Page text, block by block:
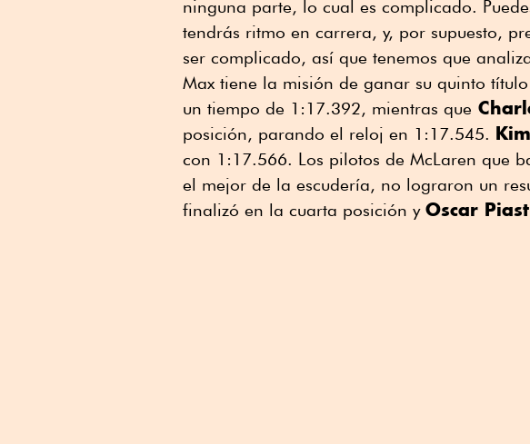
ninguna parte, lo cual es complicado.
tendrás ritmo en carrera, y, por supuesto,
ser complicado, así que tenemos que
Max tiene la misión de ganar su quinto
un tiempo de 1:17.392, mientras que
posición, parando el reloj en 1:17.545.
con 1:17.566. Los pilotos de McLaren que
el mejor de la escudería, no lograron un
finalizó en la cuarta posición y Oscar